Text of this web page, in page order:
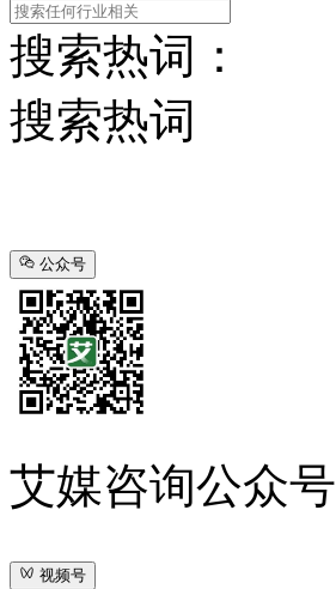
搜索热词：
搜索热词
公众号
艾媒咨询公众号
视频号